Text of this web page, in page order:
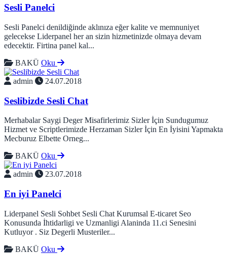
Sesli Panelci
Sesli Panelci denildiğinde aklınıza eğer kalite ve memnuniyet
gelecekse Liderpanel her an sizin hizmetinizde olmaya devam
edecektir. Firtina panel kal...
BAKÜ Oku
admin 24.07.2018
Seslibizde Sesli Chat
Merhabalar Saygi Deger Misafirlerimiz Sizler İçin Sundugumuz
Hizmet ve Scriptlerimizde Herzaman Sizler İçin En İyisini Yapmakta
Mecburuz Elbette Orneg...
BAKÜ Oku
admin 23.07.2018
En iyi Panelci
Liderpanel Sesli Sohbet Sesli Chat Kurumsal E-ticaret Seo
Konusunda İhtidarligi ve Uzmanligi Alaninda 11.ci Senesini
Kutluyor . Siz Degerli Musteriler...
BAKÜ Oku